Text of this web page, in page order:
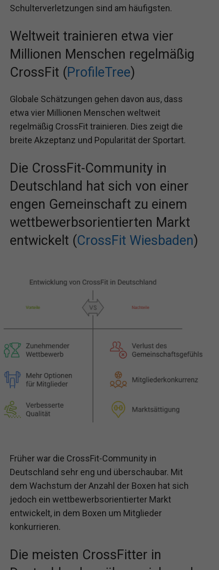
Schulterverletzungen sind am häufigsten.
Weltweit trainieren etwa vier
Millionen Menschen regelmäßig
CrossFit (ProfileTree)
Globale Schätzungen gehen davon aus, dass
etwa vier Millionen Menschen weltweit
regelmäßig CrossFit trainieren. Dies zeigt die
breite Akzeptanz und Popularität der Sportart.
Die CrossFit-Community in
Deutschland hat sich von einer
engen Gemeinschaft zu einem
wettbewerbsorientierten Markt
entwickelt (CrossFit Wiesbaden)
Früher war die CrossFit-Community in
Deutschland sehr eng und überschaubar. Mit
dem Wachstum der Anzahl der Boxen hat sich
jedoch ein wettbewerbsorientierter Markt
entwickelt, in dem Boxen um Mitglieder
konkurrieren.
Die meisten CrossFitter in